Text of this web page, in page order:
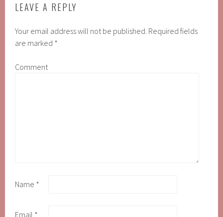
LEAVE A REPLY
Your email address will not be published. Required fields
are marked *
Comment
Name *
Email *